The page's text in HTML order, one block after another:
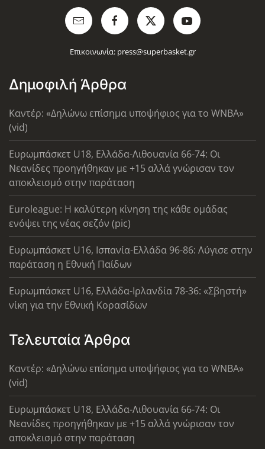
Επικοινωνία: press@superbasket.gr
Δημοφιλή Άρθρα
Καντέρ: «Δηλώνω επίσημα υποψήφιος για το WNBA»
(vid)
Ευρωμπάσκετ U18, Ελλάδα-Λιθουανία 66-74: Οι
Νεανίδες προηγήθηκαν με +15 αλλά γνώρισαν τον
αποκλεισμό στην παράταση
Euroleague: Η καλύτερη κίνηση της κάθε ομάδας
ενόψει της νέας σεζόν (pic)
Ευρωμπάσκετ U16, Ισπανία-Ελλάδα 96-86: Λύγισε στην
παράταση η Εθνική Παίδων
Ευρωμπάσκετ U16, Ελλάδα-Ιρλανδία 78-36: «Σβηστή»
νίκη για την Εθνική Κορασίδων
Τελευταία Άρθρα
Καντέρ: «Δηλώνω επίσημα υποψήφιος για το WNBA»
(vid)
Ευρωμπάσκετ U18, Ελλάδα-Λιθουανία 66-74: Οι
Νεανίδες προηγήθηκαν με +15 αλλά γνώρισαν τον
αποκλεισμό στην παράταση